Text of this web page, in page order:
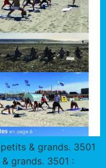
& grands. 3501
grands. 3501 :